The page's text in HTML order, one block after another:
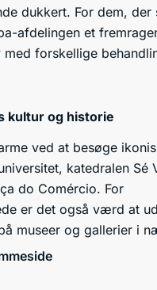
dukkert. For dem, der
afdelingen et
forskellige
kultur og historie
ved at besøge
katedralen Sé
do Comércio. For
er det også værd at
museer og gallerier i